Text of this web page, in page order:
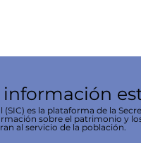
información
es la plataforma de la
sobre el patrimonio y
al servicio de la población.